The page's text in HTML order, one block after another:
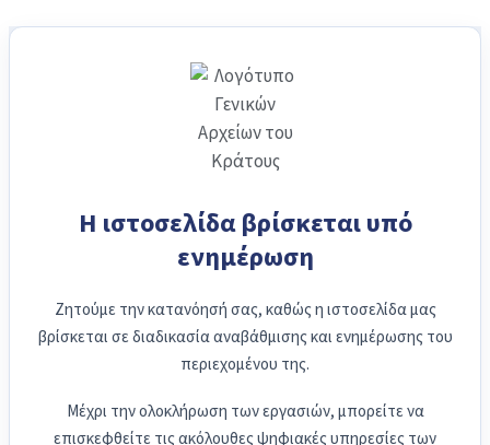
Η ιστοσελίδα βρίσκεται υπό
ενημέρωση
Ζητούμε την κατανόησή σας, καθώς η ιστοσελίδα μας
βρίσκεται σε διαδικασία αναβάθμισης και ενημέρωσης του
περιεχομένου της.
Μέχρι την ολοκλήρωση των εργασιών, μπορείτε να
επισκεφθείτε τις ακόλουθες ψηφιακές υπηρεσίες των